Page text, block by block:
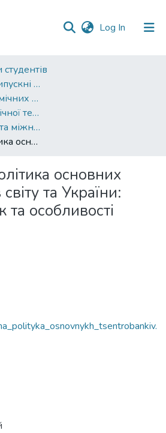
Log In (current)
Кваліфікаційні випускні роботи здобувачів вищої освіти бакалаврських програм
Факультет економічних наук
Кафедра економічної теорії
С1.01 Економіка та міжнародні економічні відносини (економіка)
Монетарна політика основних центробанків світу та України: взаємозв’язок та особливості реалізації
основних
та України:
та особливості